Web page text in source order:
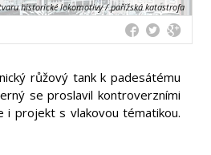
historické lokomotivy / pařížská katastrofa
růžový tank k padesátému
se proslavil kontroverzními
i projekt s vlakovou tématikou.